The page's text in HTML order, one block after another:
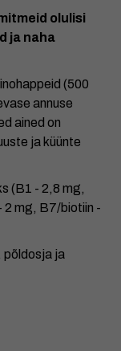
olulisi
ja naha
(500
annuse
ained on
ja küünte
(B1 - 2,8 mg,
2 mg, B7/biotiin -
põldosja ja